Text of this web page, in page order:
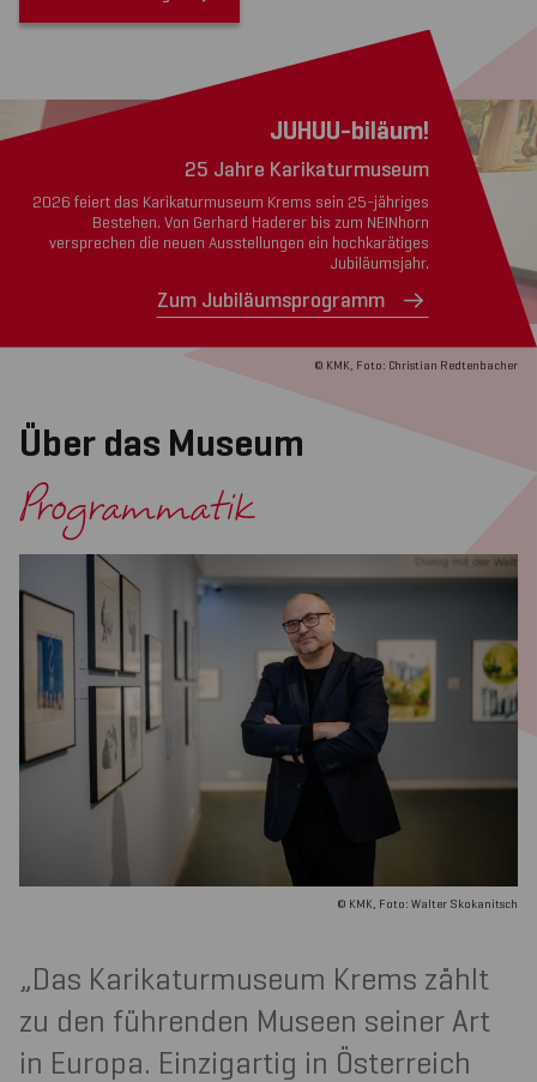
© KMK, Foto: Christian Redtenbacher
JUHUU-biläum!
25 Jahre Karikaturmuseum
2026 feiert das Karikaturmuseum Krems sein 25-jähriges
Bestehen. Von Gerhard Haderer bis zum NEINhorn
versprechen die neuen Ausstellungen ein hochkarätiges
Jubiläumsjahr.
Zum Jubiläumsprogramm
Über das Museum
Programmatik
© KMK, Foto: Walter Skokanitsch
Das Karikaturmuseum Krems zählt
zu den führenden Museen seiner Art
in Europa. Einzigartig in Österreich